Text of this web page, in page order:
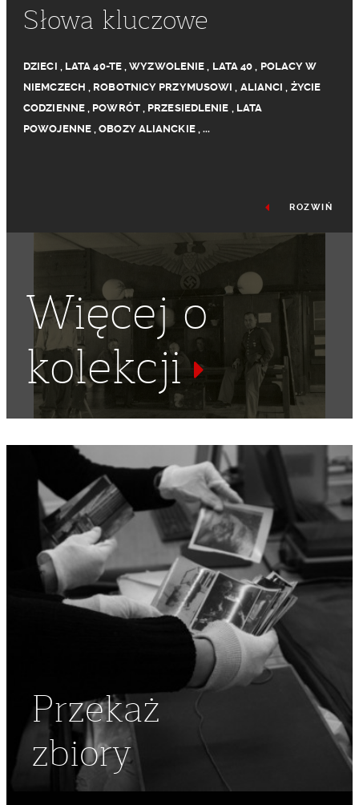
Słowa kluczowe
DZIECI , LATA 40-TE,WYZWOLENIE , LATA 40 , POLACY W
NIEMCZECH , ROBOTNICY PRZYMUSOWI , ALIANCI , ŻYCIE
CODZIENNE, POWRÓT, PRZESIEDLENIE , LATA
POWOJENNE,OBOZY ALIANCKIE,...
OSOBY PRZEMIESZCZONE ,DIPISI
ROZWIŃ
Więcej o
kolekcji
Przekaż
zbiory